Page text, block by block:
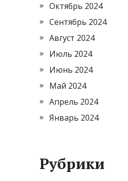
Октябрь 2024
Сентябрь 2024
Август 2024
Июль 2024
Июнь 2024
Май 2024
Апрель 2024
Январь 2024
Рубрики